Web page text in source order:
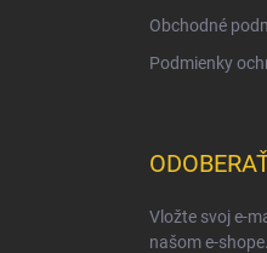
Obchodné
Podmienky
Vložte svoj e-
našom e-shope.